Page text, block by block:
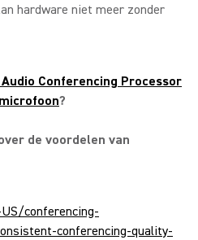
hardware niet meer zonder
Audio Conferencing Processor
?
de voordelen van
conferencing-
conferencing-quality-